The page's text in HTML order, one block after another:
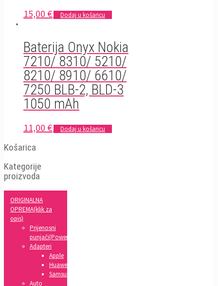
15,00 € Dodaj u košaricu
Baterija Onyx Nokia
7210/ 8310/ 5210/
8210/ 8910/ 6610/
7250 BLB-2, BLD-3
1050 mAh
11,00 € Dodaj u košaricu
Košarica
Kategorije
proizvoda
ORIGINALNA
OPREMA(klik za
opis)
Prijenosni
punjači(Powerbank)
Adapteri
Apple
Huawei
Samsung
Auto